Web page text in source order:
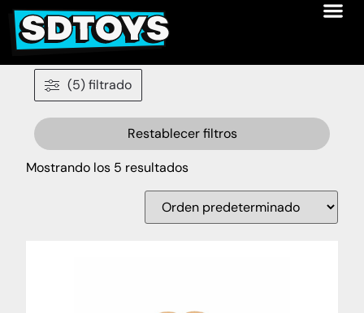
(5) filtrado
Restablecer filtros
Mostrando los 5 resultados